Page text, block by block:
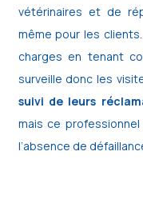
vétérinaires et de
même pour les
charges en tenant
surveille donc les
suivi de leurs
mais ce
l’absence de